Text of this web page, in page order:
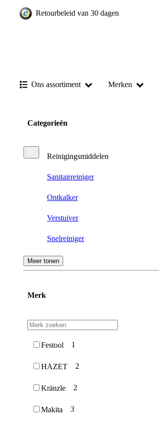
Retourbeleid van 30 dagen
Ons assortiment Merken
Categorieën
Reinigingsmiddelen
Sanitairreiniger
Ontkalker
Verstuiver
Snelreiniger
Auto reiniging en verzorging
Meer tonen
Merk
Festool 1
HAZET 2
Kränzle 2
Makita 3